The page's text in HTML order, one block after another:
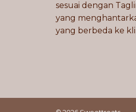
sesuai dengan
yang
yang berbeda ke